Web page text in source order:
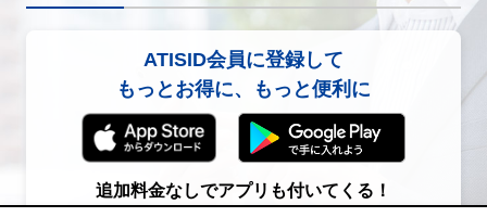
原因
11号台場線<下/有明>
ATISID会員に登録して
もっとお得に、もっと便利に
追加料金なしでアプリも付いてくる！